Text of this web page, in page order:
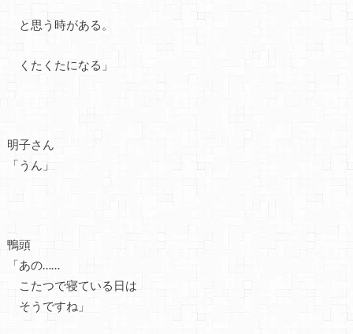
と思う時がある。
くたくたになる」
明子さん
「うん」
鴨頭
「あの……
こたつで寝ている日は
そうですね」